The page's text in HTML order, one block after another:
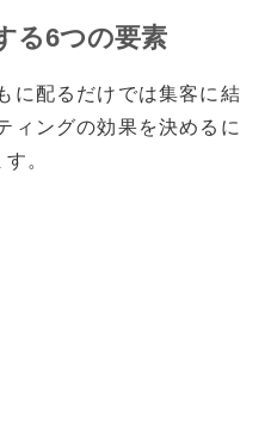
る6つの要素
に配るだけでは集客に結
ィングの効果を決めるに
。